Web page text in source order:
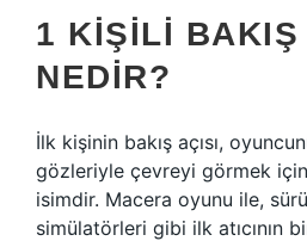
1 KIŞILI BAKIŞ
NEDIR?
İlk kişinin bakış açısı,
gözleriyle çevreyi görmek
isimdir. Macera oyunu ile,
simülatörleri gibi ilk atıcının